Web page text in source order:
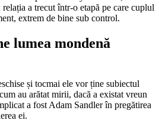
a trecut într-o etapă pe care cuplul
extrem de bine sub control.
lumea mondenă
și tocmai ele vor ține subiectul
au arătat mirii, dacă a existat vreun
a fost Adam Sandler în pregătirea
ei.